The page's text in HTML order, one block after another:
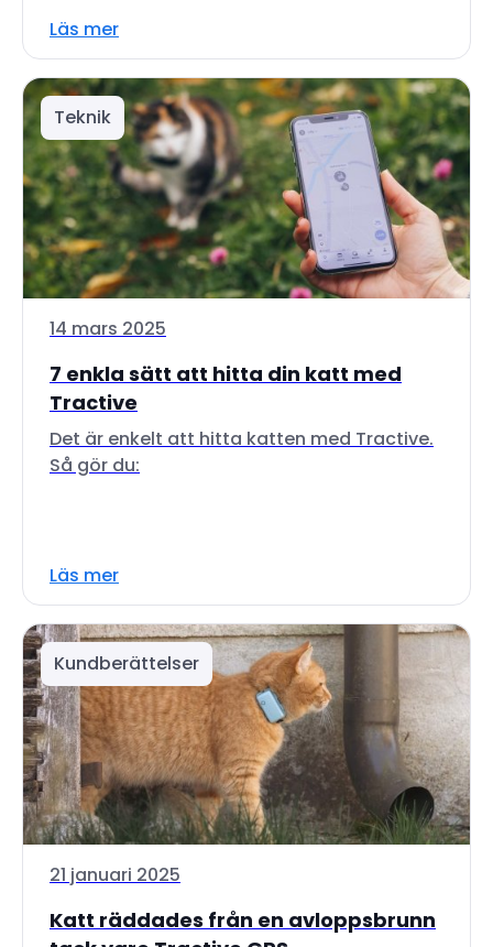
Läs mer
Teknik
14 mars 2025
7 enkla sätt att hitta din katt med
Tractive
Det är enkelt att hitta katten med Tractive.
Så gör du:
Läs mer
Kundberättelser
21 januari 2025
Katt räddades från en avloppsbrunn